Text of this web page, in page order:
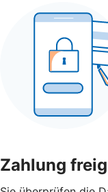
Zahlung